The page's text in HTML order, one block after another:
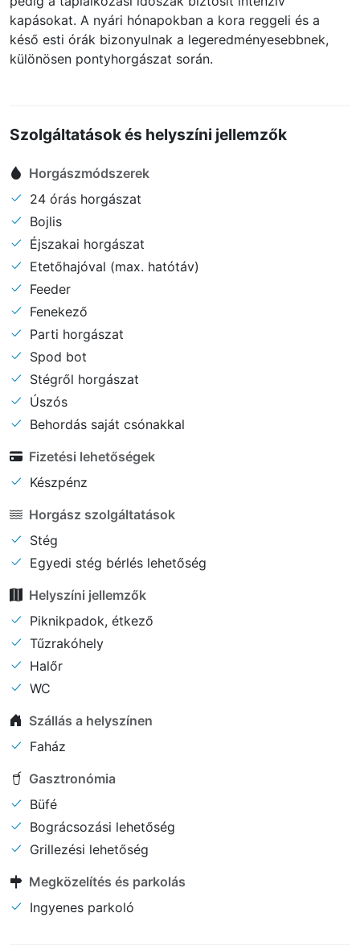
kapásokat. A nyári hónapokban a kora reggeli és a
késő esti órák bizonyulnak a legeredményesebbnek,
különösen pontyhorgászat során.
Szolgáltatások és helyszíni jellemzők
Horgászmódszerek
24 órás horgászat
Bojlis
Éjszakai horgászat
Etetőhajóval (max. hatótáv)
Feeder
Fenekező
Parti horgászat
Spod bot
Stégről horgászat
Úszós
Behordás saját csónakkal
Fizetési lehetőségek
Készpénz
Horgász szolgáltatások
Stég
Egyedi stég bérlés lehetőség
Helyszíni jellemzők
Piknikpadok, étkező
Tűzrakóhely
Halőr
WC
Szállás a helyszínen
Faház
Gasztronómia
Büfé
Bográcsozási lehetőség
Grillezési lehetőség
Megközelítés és parkolás
Ingyenes parkoló